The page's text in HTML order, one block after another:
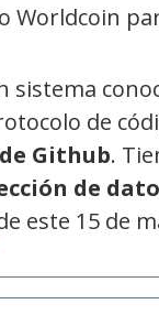
Worldcoin
sistema
de
Github.
de
este 15 de